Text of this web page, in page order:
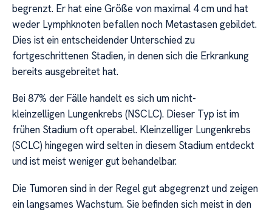
begrenzt. Er hat eine Größe von maximal 4 cm und hat
weder Lymphknoten befallen noch Metastasen gebildet.
Dies ist ein entscheidender Unterschied zu
fortgeschrittenen Stadien, in denen sich die Erkrankung
bereits ausgebreitet hat.
Bei 87% der Fälle handelt es sich um nicht-
kleinzelligen Lungenkrebs (NSCLC). Dieser Typ ist im
frühen Stadium oft operabel. Kleinzelliger Lungenkrebs
(SCLC) hingegen wird selten in diesem Stadium entdeckt
und ist meist weniger gut behandelbar.
Die Tumoren sind in der Regel gut abgegrenzt und zeigen
ein langsames Wachstum. Sie befinden sich meist in den